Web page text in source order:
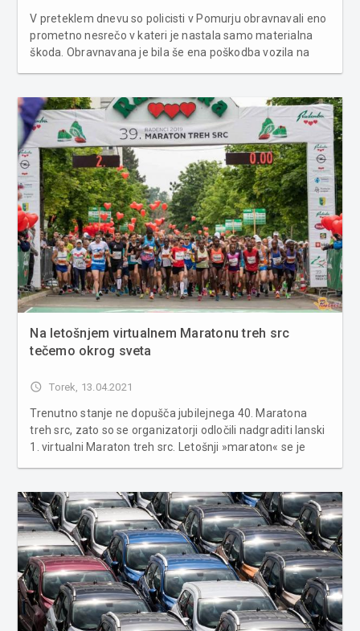
V preteklem dnevu so policisti v Pomurju obravnavali eno
prometno nesrečo v kateri je nastala samo materialna
škoda. Obravnavana je bila še ena poškodba vozila na
pet kršitev javne...
Na letošnjem virtualnem Maratonu treh src
tečemo okrog sveta
access_time Torek, 13.04.2021
Trenutno stanje ne dopušča jubilejnega 40. Maratona
treh src, zato so se organizatorji odločili nadgraditi lanski
1. virtualni Maraton treh src. Letošnji »maraton« se je
...